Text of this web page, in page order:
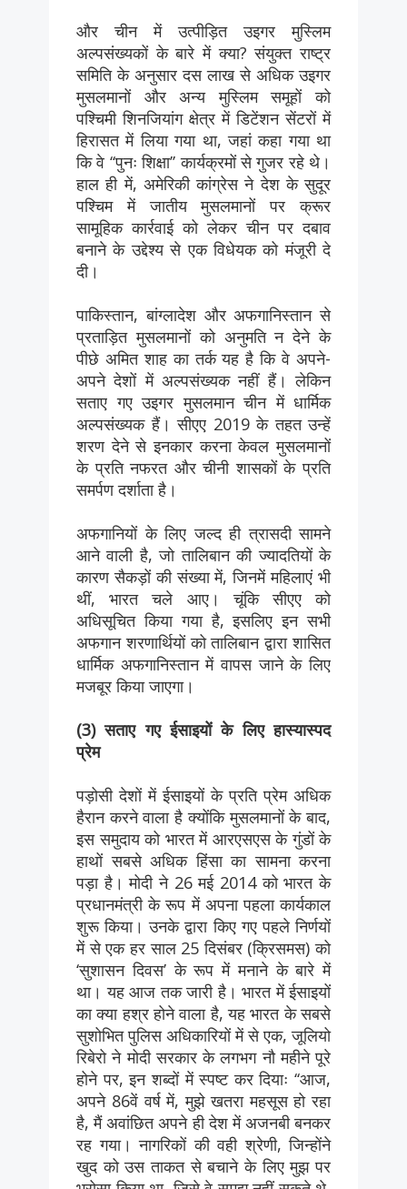
और चीन में उत्पीड़ित उइगर मुस्लिम
अल्पसंख्यकों के बारे में क्या? संयुक्त राष्ट्र
समिति के अनुसार दस लाख से अधिक उइगर
मुसलमानों और अन्य मुस्लिम समूहों को
पश्चिमी शिनजियांग क्षेत्र में डिटेंशन सेंटरों में
हिरासत में लिया गया था, जहां कहा गया था
कि वे ‘‘पुनः शिक्षा’’ कार्यक्रमों से गुजर रहे थे।
हाल ही में, अमेरिकी कांग्रेस ने देश के सुदूर
पश्चिम में जातीय मुसलमानों पर क्रूर
सामूहिक कार्रवाई को लेकर चीन पर दबाव
बनाने के उद्देश्य से एक विधेयक को मंजूरी दे
दी।
पाकिस्तान, बांग्लादेश और अफगानिस्तान से
प्रताड़ित मुसलमानों को अनुमति न देने के
पीछे अमित शाह का तर्क यह है कि वे अपने-
अपने देशों में अल्पसंख्यक नहीं हैं। लेकिन
सताए गए उइगर मुसलमान चीन में धार्मिक
अल्पसंख्यक हैं। सीएए 2019 के तहत उन्हें
शरण देने से इनकार करना केवल मुसलमानों
के प्रति नफरत और चीनी शासकों के प्रति
समर्पण दर्शाता है।
अफगानियों के लिए जल्द ही त्रासदी सामने
आने वाली है, जो तालिबान की ज्यादतियों के
कारण सैकड़ों की संख्या में, जिनमें महिलाएं भी
थीं, भारत चले आए। चूंकि सीएए को
अधिसूचित किया गया है, इसलिए इन सभी
अफगान शरणार्थियों को तालिबान द्वारा शासित
धार्मिक अफगानिस्तान में वापस जाने के लिए
मजबूर किया जाएगा।
(3) सताए गए ईसाइयों के लिए हास्यास्पद
प्रेम
पड़ोसी देशों में ईसाइयों के प्रति प्रेम अधिक
हैरान करने वाला है क्योंकि मुसलमानों के बाद,
इस समुदाय को भारत में आरएसएस के गुंडों के
हाथों सबसे अधिक हिंसा का सामना करना
पड़ा है। मोदी ने 26 मई 2014 को भारत के
प्रधानमंत्री के रूप में अपना पहला कार्यकाल
शुरू किया। उनके द्वारा किए गए पहले निर्णयों
में से एक हर साल 25 दिसंबर (क्रिसमस) को
‘सुशासन दिवस’ के रूप में मनाने के बारे में
था। यह आज तक जारी है। भारत में ईसाइयों
का क्या हश्र होने वाला है, यह भारत के सबसे
सुशोभित पुलिस अधिकारियों में से एक, जूलियो
रिबेरो ने मोदी सरकार के लगभग नौ महीने पूरे
होने पर, इन शब्दों में स्पष्ट कर दियाः ‘‘आज,
अपने 86वें वर्ष में, मुझे खतरा महसूस हो रहा
है, मैं अवांछित अपने ही देश में अजनबी बनकर
रह गया। नागरिकों की वही श्रेणी, जिन्होंने
खुद को उस ताकत से बचाने के लिए मुझ पर